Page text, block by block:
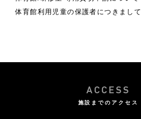
体育館利用児童の保護者につきまして
ACCESS
施設までのアクセス